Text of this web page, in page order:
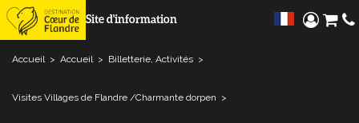
Site d'information
Accueil > Accueil > Billetterie, Activités >
Visites Villages de Flandre /Charmante dorpen >